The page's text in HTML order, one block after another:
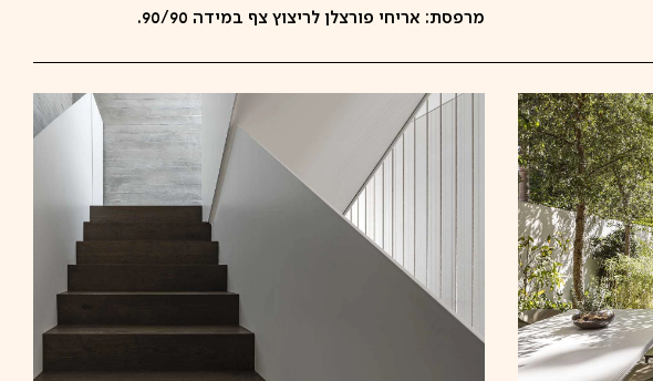
מרפסת: אריחי פורצלן לריצוץ צף במידה 90/90.